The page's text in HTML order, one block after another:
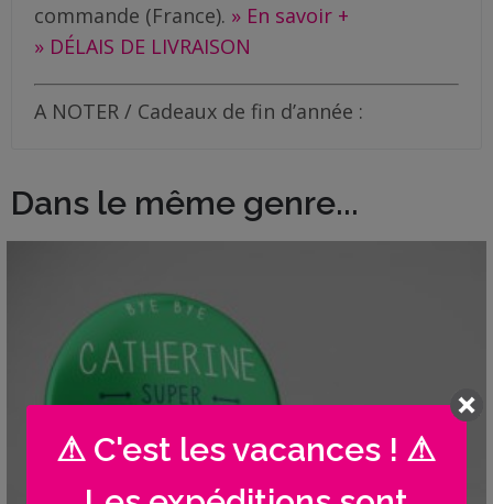
commande (France). » En savoir +
» DÉLAIS DE LIVRAISON
A NOTER / Cadeaux de fin d’année :
Dans le même genre...
⚠ C'est les vacances ! ⚠